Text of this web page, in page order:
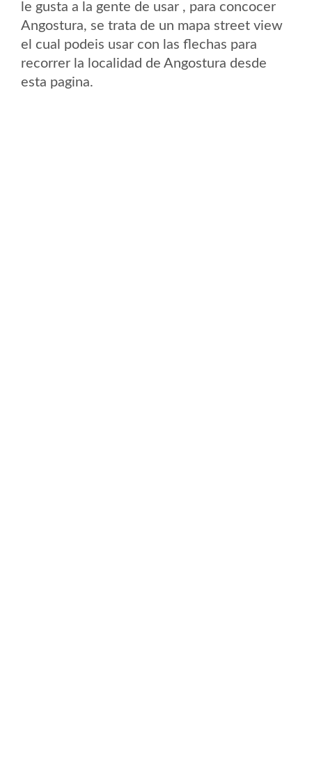
le gusta a la gente de usar , para concocer
Angostura, se trata de un mapa street view
el cual podeis usar con las flechas para
recorrer la localidad de Angostura desde
esta pagina.